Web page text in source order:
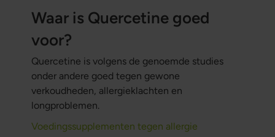
Waar is Quercetine goed
voor?
Quercetine is volgens de genoemde studies
onder andere goed tegen gewone
verkoudheden, allergieklachten en
longproblemen.
Voedingssupplementen tegen allergie